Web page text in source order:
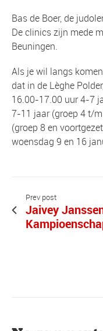
Bas de Boer, de
De clinics zijn mede
Beuningen.
Als je wil langs
dat in de Lèghe
16.00-17.00 uur 4-7
7-11 jaar (groep 4 t/
(groep 8 en
woensdag 9 en 16
Prev post
Jaivey